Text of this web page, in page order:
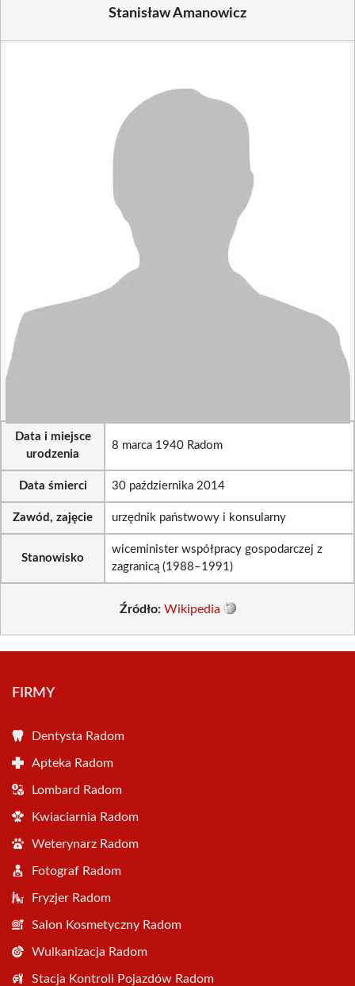
Stanisław Amanowicz
Data i miejsce
urodzenia
8 marca 1940 Radom
Data śmierci 30 października 2014
Zawód, zajęcie urzędnik państwowy i konsularny
Stanowisko
wiceminister współpracy gospodarczej z
zagranicą (1988–1991)
Źródło: Wikipedia
FIRMY
Dentysta Radom
Apteka Radom
Lombard Radom
Kwiaciarnia Radom
Weterynarz Radom
Fotograf Radom
Fryzjer Radom
Salon Kosmetyczny Radom
Wulkanizacja Radom
Stacja Kontroli Pojazdów Radom